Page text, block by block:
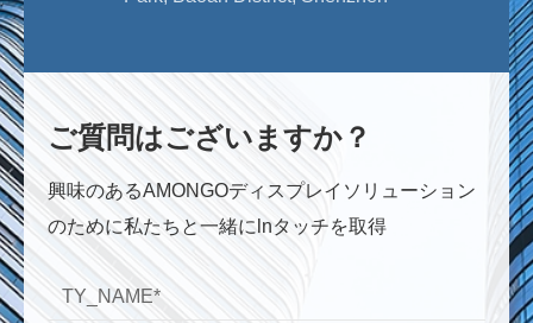
ご質問はございますか？
興味のあるAMONGOディスプレイソリューション
のために私たちと一緒にlnタッチを取得